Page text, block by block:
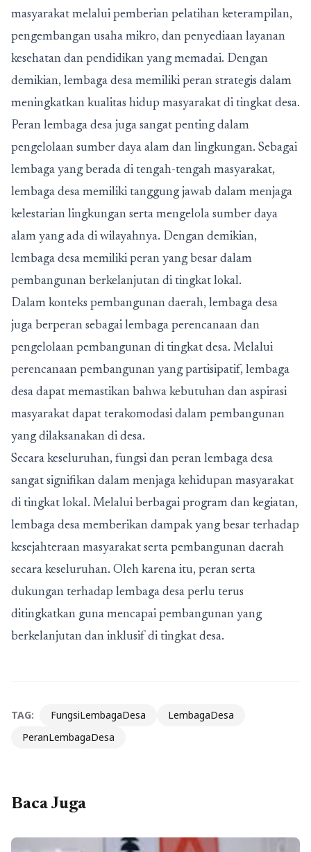
masyarakat melalui pemberian pelatihan keterampilan,
pengembangan usaha mikro, dan penyediaan layanan
kesehatan dan pendidikan yang memadai. Dengan
demikian, lembaga desa memiliki peran strategis dalam
meningkatkan kualitas hidup masyarakat di tingkat desa.
Peran lembaga desa juga sangat penting dalam
pengelolaan sumber daya alam dan lingkungan. Sebagai
lembaga yang berada di tengah-tengah masyarakat,
lembaga desa memiliki tanggung jawab dalam menjaga
kelestarian lingkungan serta mengelola sumber daya
alam yang ada di wilayahnya. Dengan demikian,
lembaga desa memiliki peran yang besar dalam
pembangunan berkelanjutan di tingkat lokal.
Dalam konteks pembangunan daerah, lembaga desa
juga berperan sebagai lembaga perencanaan dan
pengelolaan pembangunan di tingkat desa. Melalui
perencanaan pembangunan yang partisipatif, lembaga
desa dapat memastikan bahwa kebutuhan dan aspirasi
masyarakat dapat terakomodasi dalam pembangunan
yang dilaksanakan di desa.
Secara keseluruhan, fungsi dan peran lembaga desa
sangat signifikan dalam menjaga kehidupan masyarakat
di tingkat lokal. Melalui berbagai program dan kegiatan,
lembaga desa memberikan dampak yang besar terhadap
kesejahteraan masyarakat serta pembangunan daerah
secara keseluruhan. Oleh karena itu, peran serta
dukungan terhadap lembaga desa perlu terus
ditingkatkan guna mencapai pembangunan yang
berkelanjutan dan inklusif di tingkat desa.
TAG: FungsiLembagaDesa
LembagaDesa
PeranLembagaDesa
Baca Juga